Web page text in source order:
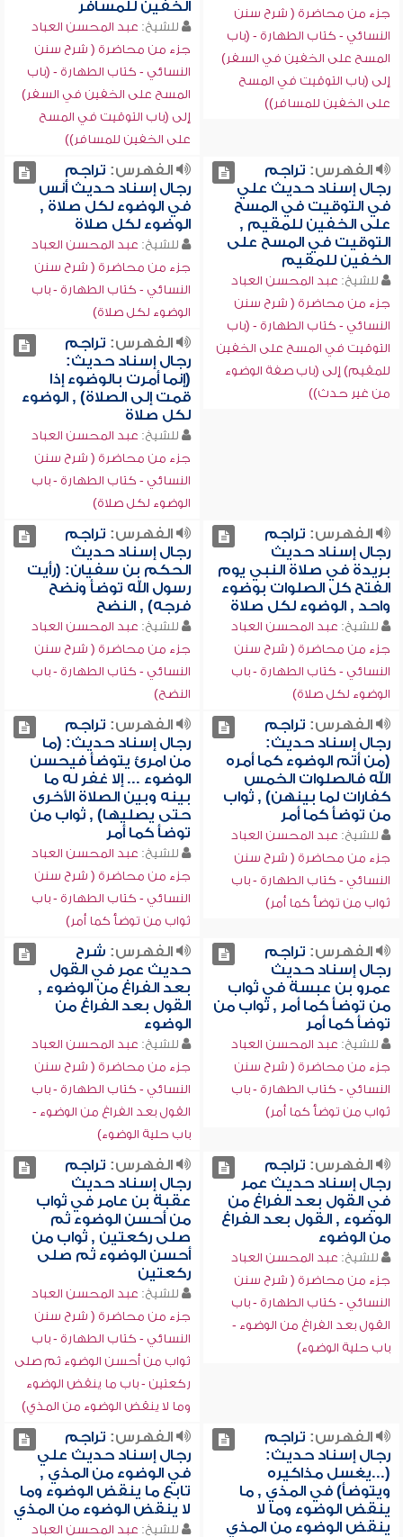
جزء من محاضرة ( شرح سنن
النسائي - كتاب الطهارة - (باب
المسح على الخفين في السفر)
إلى (باب التوقيت في المسح
على الخفين للمسافر))
الخفين للمسافر
للشيخ: عبد المحسن العباد
جزء من محاضرة ( شرح سنن
النسائي - كتاب الطهارة - (باب
المسح على الخفين في السفر)
إلى (باب التوقيت في المسح
على الخفين للمسافر))
الفهرس: تراجم
رجال إسناد حديث علي
في التوقيت في المسح
على الخفين للمقيم ,
التوقيت في المسح على
الخفين للمقيم
للشيخ: عبد المحسن العباد
جزء من محاضرة ( شرح سنن
النسائي - كتاب الطهارة - (باب
التوقيت في المسح على الخفين
للمقيم) إلى (باب صفة الوضوء
من غير حدث))
الفهرس: تراجم
رجال إسناد حديث أنس
في الوضوء لكل صلاة ,
الوضوء لكل صلاة
للشيخ: عبد المحسن العباد
جزء من محاضرة ( شرح سنن
النسائي - كتاب الطهارة - باب
الوضوء لكل صلاة)
الفهرس: تراجم
رجال إسناد حديث:
(إنما أمرت بالوضوء إذا
قمت إلى الصلاة) , الوضوء
لكل صلاة
للشيخ: عبد المحسن العباد
جزء من محاضرة ( شرح سنن
النسائي - كتاب الطهارة - باب
الوضوء لكل صلاة)
الفهرس: تراجم
رجال إسناد حديث
بريدة في صلاة النبي يوم
الفتح كل الصلوات بوضوء
واحد , الوضوء لكل صلاة
للشيخ: عبد المحسن العباد
جزء من محاضرة ( شرح سنن
النسائي - كتاب الطهارة - باب
الوضوء لكل صلاة)
الفهرس: تراجم
رجال إسناد حديث
الحكم بن سفيان: (رأيت
رسول الله توضأ ونضح
فرجه) , النضح
للشيخ: عبد المحسن العباد
جزء من محاضرة ( شرح سنن
النسائي - كتاب الطهارة - باب
النضح)
الفهرس: تراجم
رجال إسناد حديث:
(من أتم الوضوء كما أمره
الله فالصلوات الخمس
كفارات لما بينهن) , ثواب
من توضأ كما أمر
للشيخ: عبد المحسن العباد
جزء من محاضرة ( شرح سنن
النسائي - كتاب الطهارة - باب
ثواب من توضأ كما أمر)
الفهرس: تراجم
رجال إسناد حديث: (ما
من امرئ يتوضأ فيحسن
الوضوء ... إلا غفر له ما
بينه وبين الصلاة الأخرى
حتى يصليها) , ثواب من
توضأ كما أمر
للشيخ: عبد المحسن العباد
جزء من محاضرة ( شرح سنن
النسائي - كتاب الطهارة - باب
ثواب من توضأ كما أمر)
الفهرس: تراجم
رجال إسناد حديث
عمرو بن عبسة في ثواب
من توضأ كما أمر , ثواب من
توضأ كما أمر
للشيخ: عبد المحسن العباد
جزء من محاضرة ( شرح سنن
النسائي - كتاب الطهارة - باب
ثواب من توضأ كما أمر)
الفهرس: شرح
حديث عمر في القول
بعد الفراغ من الوضوء ,
القول بعد الفراغ من
الوضوء
للشيخ: عبد المحسن العباد
جزء من محاضرة ( شرح سنن
النسائي - كتاب الطهارة - باب
القول بعد الفراغ من الوضوء -
باب حلية الوضوء)
الفهرس: تراجم
رجال إسناد حديث عمر
في القول بعد الفراغ من
الوضوء , القول بعد الفراغ
من الوضوء
للشيخ: عبد المحسن العباد
جزء من محاضرة ( شرح سنن
النسائي - كتاب الطهارة - باب
القول بعد الفراغ من الوضوء -
باب حلية الوضوء)
الفهرس: تراجم
رجال إسناد حديث
عقبة بن عامر في ثواب
من أحسن الوضوء ثم
صلى ركعتين , ثواب من
أحسن الوضوء ثم صلى
ركعتين
للشيخ: عبد المحسن العباد
جزء من محاضرة ( شرح سنن
النسائي - كتاب الطهارة - باب
ثواب من أحسن الوضوء ثم صلى
ركعتين - باب ما ينقض الوضوء
وما لا ينقض الوضوء من المذي)
الفهرس: تراجم
رجال إسناد حديث:
(...يغسل مذاكيره
ويتوضأ) في المذي , ما
ينقض الوضوء وما لا
ينقض الوضوء من المذي
الفهرس: تراجم
رجال إسناد حديث علي
في الوضوء من المذي ,
تابع ما ينقض الوضوء وما
لا ينقض الوضوء من المذي
للشيخ: عبد المحسن العباد